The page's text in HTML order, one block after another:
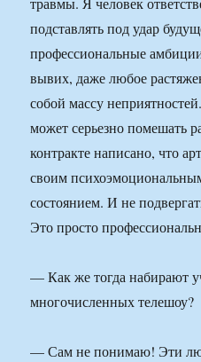
подставлять под удар
профессиональные
вывих, даже любое
собой массу
может серьезно помешать
контракте написано, что
своим
состоянием. И не
Это просто
— Как же тогда набирают
многочисленных телешоу?
— Сам не понимаю! Эти